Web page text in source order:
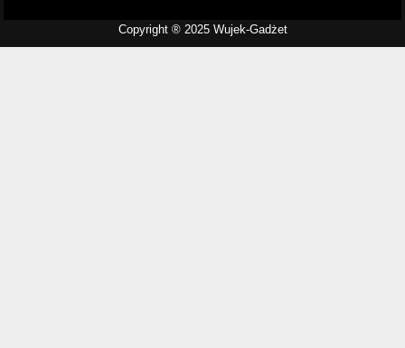
Copyright ® 2025 Wujek-Gadżet